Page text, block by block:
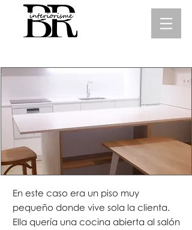
En este caso era un piso muy
pequeño donde vive sola la clienta.
Ella quería una cocina abierta al salón